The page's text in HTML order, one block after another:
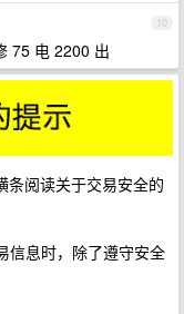
10
75 电 2200 出
条阅读关于交易安全的
信息时，除了遵守安全